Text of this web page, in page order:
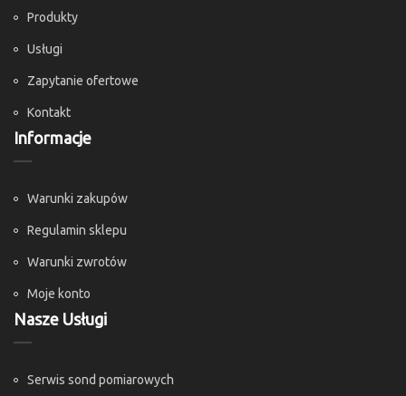
Produkty
Usługi
Zapytanie ofertowe
Kontakt
Informacje
Warunki zakupów
Regulamin sklepu
Warunki zwrotów
Moje konto
Nasze Usługi
Serwis sond pomiarowych